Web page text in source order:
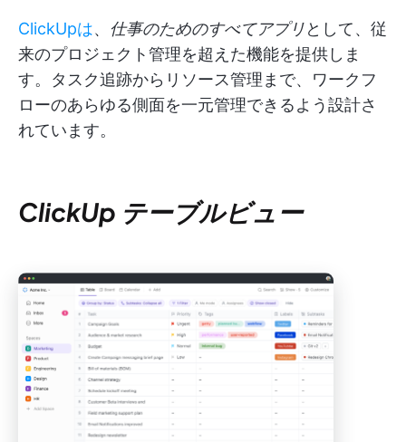
ClickUpは、 仕事のためのすべてアプリとして、従
来のプロジェクト管理を超えた機能を提供しま
す。タスク追跡からリソース管理まで、ワークフ
ローのあらゆる側面を一元管理できるよう設計さ
れています。
ClickUp テーブルビュー